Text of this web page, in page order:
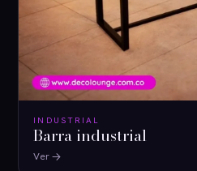
INDUSTRIAL
Barra industrial
Ver